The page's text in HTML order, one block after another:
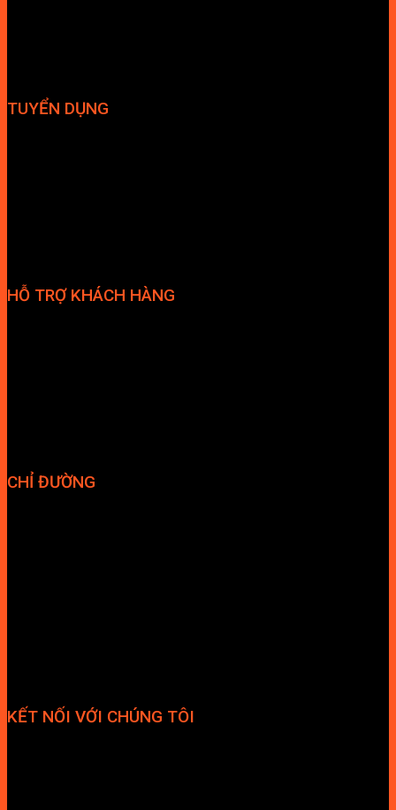
TUYỂN DỤNG
HỖ TRỢ KHÁCH HÀNG
CHỈ ĐƯỜNG
KẾT NỐI VỚI CHÚNG TÔI